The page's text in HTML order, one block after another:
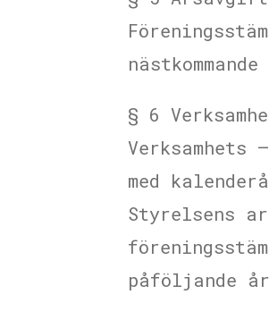
§ 6
Verksamhets
med
Styrelsens
påföljande